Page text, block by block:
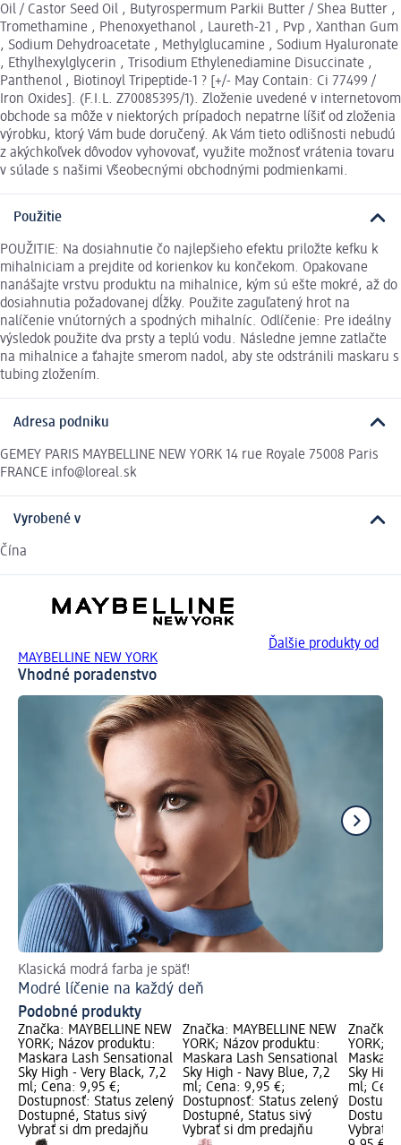
Oil / Castor Seed Oil , Butyrospermum Parkii Butter / Shea Butter ,
Tromethamine , Phenoxyethanol , Laureth-21 , Pvp , Xanthan Gum
, Sodium Dehydroacetate , Methylglucamine , Sodium Hyaluronate
, Ethylhexylglycerin , Trisodium Ethylenediamine Disuccinate ,
Panthenol , Biotinoyl Tripeptide-1 ? [+/- May Contain: Ci 77499 /
Iron Oxides]. (F.I.L. Z70085395/1). Zloženie uvedené v internetovom
obchode sa môže v niektorých prípadoch nepatrne líšiť od zloženia
výrobku, ktorý Vám bude doručený. Ak Vám tieto odlišnosti nebudú
z akýchkoľvek dôvodov vyhovovať, využite možnosť vrátenia tovaru
v súlade s našimi Všeobecnými obchodnými podmienkami.
Použitie
POUŽITIE: Na dosiahnutie čo najlepšieho efektu priložte kefku k
mihalniciam a prejdite od korienkov ku končekom. Opakovane
nanášajte vrstvu produktu na mihalnice, kým sú ešte mokré, až do
dosiahnutia požadovanej dĺžky. Použite zaguľatený hrot na
nalíčenie vnútorných a spodných mihalníc. Odlíčenie: Pre ideálny
výsledok použite dva prsty a teplú vodu. Následne jemne zatlačte
na mihalnice a ťahajte smerom nadol, aby ste odstránili maskaru s
tubing zložením.
Adresa podniku
GEMEY PARIS MAYBELLINE NEW YORK 14 rue Royale 75008 Paris
FRANCE info@loreal.sk
Vyrobené v
Čína
Ďalšie produkty od
MAYBELLINE NEW YORK
Vhodné poradenstvo
Klasická modrá farba je späť!
Modré líčenie na každý deň
Podobné produkty
Značka: MAYBELLINE NEW
YORK; Názov produktu:
Maskara Lash Sensational
Sky High - Very Black, 7,2
ml; Cena: 9,95 €;
Dostupnosť: Status zelený
Dostupné, Status sivý
Vybrať si dm predajňu
Značka: MAYBELLINE NEW
YORK; Názov produktu:
Maskara Lash Sensational
Sky High - Navy Blue, 7,2
ml; Cena: 9,95 €;
Dostupnosť: Status zelený
Dostupné, Status sivý
Vybrať si dm predajňu
Značka:
YORK;
Sky
ml;
Vybrať